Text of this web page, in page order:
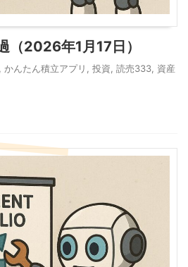
（2026年1月17日）
かんたん積立アプリ 投資 読売333 資産